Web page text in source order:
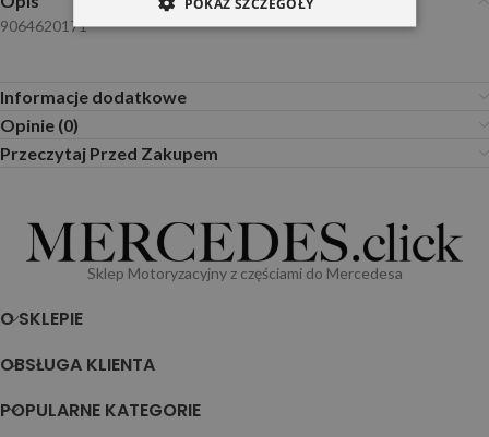
9064620171
Informacje dodatkowe
Opinie (0)
Przeczytaj Przed Zakupem
Sklep Motoryzacyjny z częściami do Mercedesa
O SKLEPIE
OBSŁUGA KLIENTA
POPULARNE KATEGORIE